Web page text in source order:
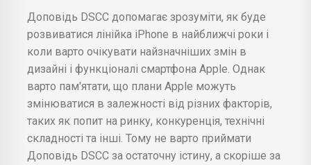
Доповідь DSCC допомагає зрозуміти, як буде
розвиватися лінійка iPhone в найближчі роки і
коли варто очікувати найзначніших змін в
дизайні і функціоналі смартфона Apple. Однак
варто пам'ятати, що плани Apple можуть
змінюватися в залежності від різних факторів,
таких як попит на ринку, конкуренція, технічні
складності та інші. Тому не варто приймати
Доповідь DSCC за остаточну істину, а скоріше за